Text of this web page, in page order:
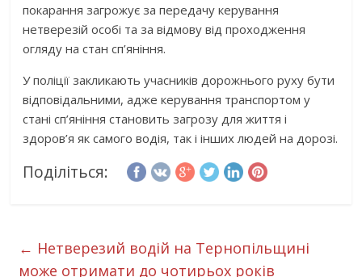
покарання загрожує за передачу керування
нетверезій особі та за відмову від проходження
огляду на стан сп’яніння.
У поліції закликають учасників дорожнього руху бути
відповідальними, адже керування транспортом у
стані сп’яніння становить загрозу для життя і
здоров’я як самого водія, так і інших людей на дорозі.
Поділіться:
← Нетверезий водій на Тернопільщині
може отримати до чотирьох років